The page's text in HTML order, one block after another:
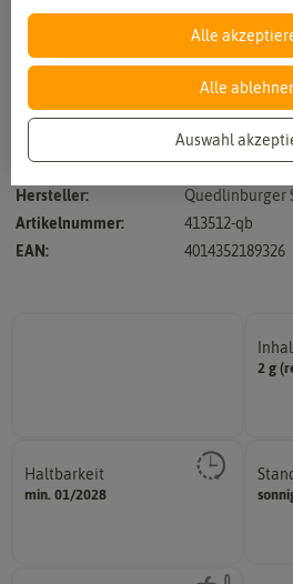
Vergrößern durch
Vorgebirgstrauben - Robuste
Hersteller:
Quedlinburger
Artikelnummer:
413512-qb
EAN:
4014352189326
2 g
Haltbarkeit
min. 01/2028
und Pflanzgut sehr gut keimen
sollte.
Alle
Alle
Auswahl